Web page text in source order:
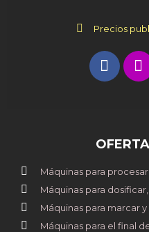
Precios
Máquinas para procesar
Máquinas para
Máquinas para marcar
Máquinas para el final